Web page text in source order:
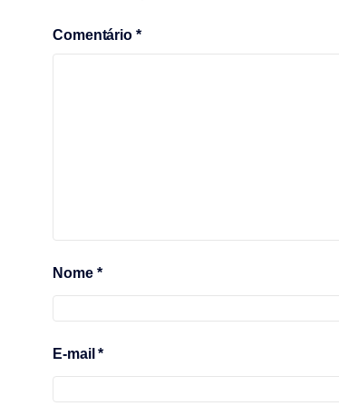
Comentário *
Nome *
E-mail*